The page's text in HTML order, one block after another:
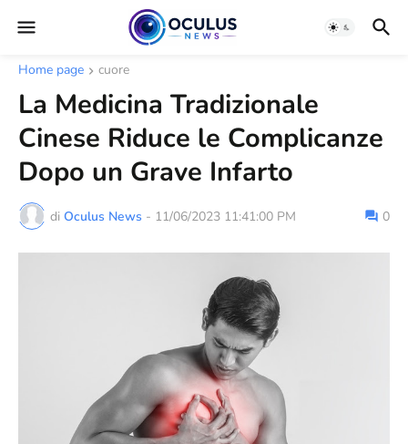
Home page cuore
La Medicina Tradizionale
Cinese Riduce le Complicanze
Dopo un Grave Infarto
di Oculus News - 11/06/2023 11:41:00 PM 0